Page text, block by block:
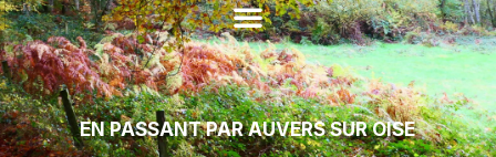
EN PASSANT PAR AUVERS SUR OISE